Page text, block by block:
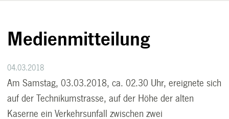
Medienmitteilung
04.03.2018
Am Samstag, 03.03.2018, ca. 02.30 Uhr, ereignete sich
auf der Technikumstrasse, auf der Höhe der alten
Kaserne ein Verkehrsunfall zwischen zwei